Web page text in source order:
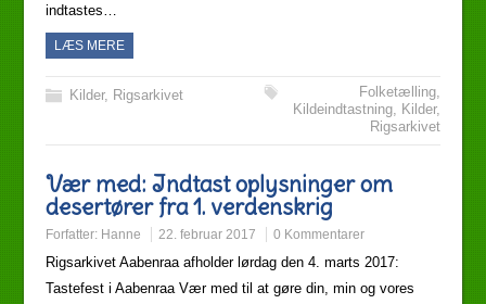
indtastes…
LÆS MERE
Kilder, Rigsarkivet Folketælling,
Kildeindtastning, Kilder,
Rigsarkivet
Vær med: Indtast oplysninger om
desertører fra 1. verdenskrig
Forfatter: Hanne 22. februar 2017 0 Kommentarer
Rigsarkivet Aabenraa afholder lørdag den 4. marts 2017:
Tastefest i Aabenraa Vær med til at gøre din, min og vores